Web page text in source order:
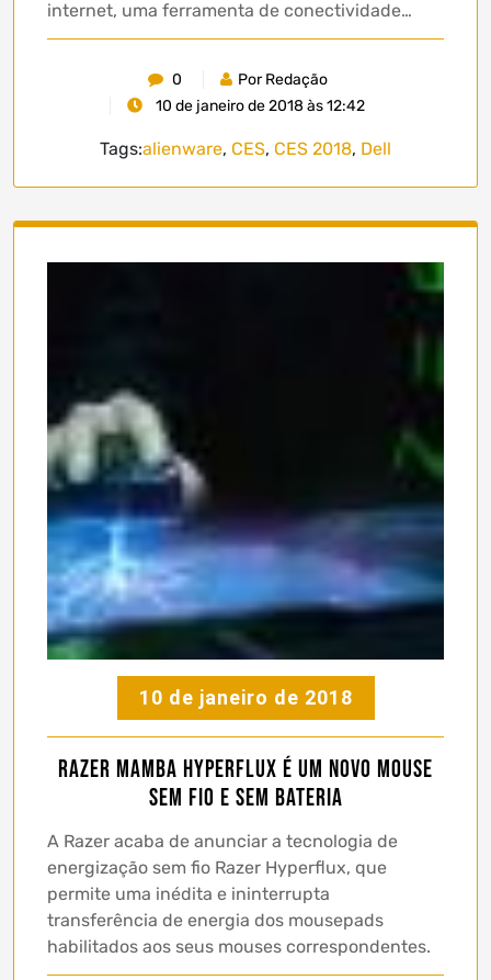
internet, uma ferramenta de conectividade…
0
Por Redação
10 de janeiro de 2018 às 12:42
Tags:alienware, CES, CES 2018, Dell
10 de janeiro de 2018
Razer Mamba HyperFlux é um novo mouse
sem fio e sem bateria
A Razer acaba de anunciar a tecnologia de
energização sem fio Razer Hyperflux, que
permite uma inédita e ininterrupta
transferência de energia dos mousepads
habilitados aos seus mouses correspondentes.